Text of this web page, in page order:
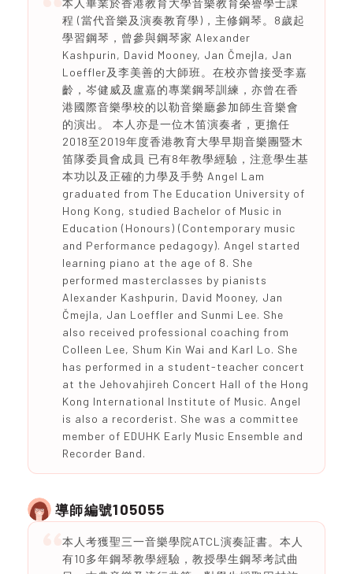
本人畢業於香港教育大學音樂教育榮譽學士課
程 (當代音樂及演奏教育學)，主修鋼琴。8歲起
學習鋼琴，曾參與鋼琴家 Alexander
Kashpurin, David Mooney, Jan Čmejla, Jan
Loeffler及李美善的大師班。在校亦曾接受李嘉
齡，岑健威及盧嘉的專業鋼琴訓練，亦曾在香
港國際音樂學校的以勒音樂廳參加師生音樂會
的演出。 本人亦是一位木笛演奏者，更擔任
2018至2019年度香港教育大學早期音樂團暨木
笛隊委員會成員 已有8年教學經驗，注意學生基
本功以及正確的力學及手勢 Angel Lam
graduated from The Education University of
Hong Kong, studied Bachelor of Music in
Education (Honours) (Contemporary music
and Performance pedagogy). Angel started
learning piano at the age of 8. She
performed masterclasses by pianists
Alexander Kashpurin, David Mooney, Jan
Čmejla, Jan Loeffler and Sunmi Lee. She
also received professional coaching from
Colleen Lee, Shum Kin Wai and Karl Lo. She
has performed in a student-teacher concert
at the Jehovahjireh Concert Hall of the Hong
Kong International Institute of Music. Angel
is also a recorderist. She was a committee
member of EDUHK Early Music Ensemble and
Recorder Band.
導師編號105055
本人考獲聖三一音樂學院ATCL演奏証書。本人
有10多年鋼琴教學經驗，教授學生鋼琴考試曲